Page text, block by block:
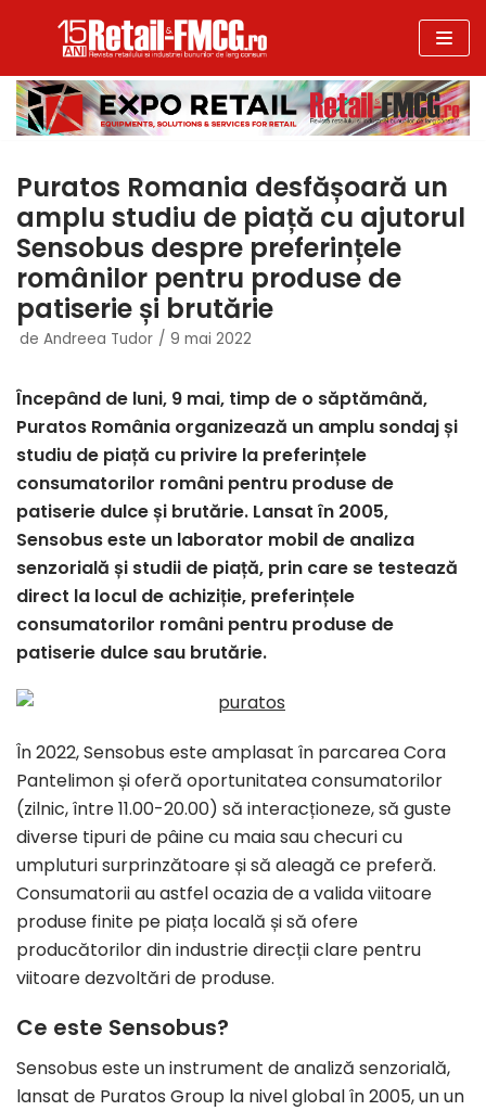
la
conținut
Puratos Romania desfășoară un
amplu studiu de piață cu ajutorul
Sensobus despre preferințele
românilor pentru produse de
patiserie și brutărie
de Andreea Tudor 9 mai 2022
Începând de luni, 9 mai, timp de o săptămână,
Puratos România organizează un amplu sondaj și
studiu de piață cu privire la preferințele
consumatorilor români pentru produse de
patiserie dulce și brutărie. Lansat în 2005,
Sensobus este un laborator mobil de analiza
senzorială și studii de piață, prin care se testează
direct la locul de achiziție, preferințele
consumatorilor români pentru produse de
patiserie dulce sau brutărie.
În 2022, Sensobus este amplasat în parcarea Cora
Pantelimon și oferă oportunitatea consumatorilor
(zilnic, între 11.00-20.00) să interacționeze, să guste
diverse tipuri de pâine cu maia sau checuri cu
umpluturi surprinzătoare și să aleagă ce preferă.
Consumatorii au astfel ocazia de a valida viitoare
produse finite pe piața locală și să ofere
producătorilor din industrie direcții clare pentru
viitoare dezvoltări de produse.
Ce este Sensobus?
Sensobus este un instrument de analiză senzorială,
lansat de Puratos Group la nivel global în 2005, un un